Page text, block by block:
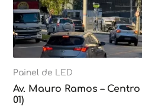
Painel de LED
Av. Mauro Ramos –
01)